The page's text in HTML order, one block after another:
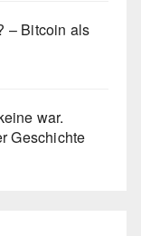
– Bitcoin als
war.
Geschichte